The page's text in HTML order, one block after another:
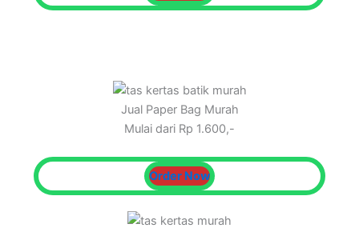
Jual Paper Bag Murah
Mulai dari Rp 1.600,-
Order Now